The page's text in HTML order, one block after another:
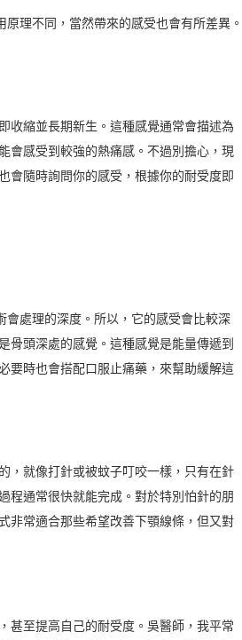
理不同，當然帶來的感受也會有所差異。
收縮並長期新生。這種感覺通常會描述為
會感受到較強的熱痛感。不過別擔心，現
會隨時詢問你的感受，根據你的耐受度即
會處理的深度。所以，它的感受會比較深
骨頭深處的感覺。這種感覺是能量傳遞到
要時也會搭配口服止痛藥，來幫助緩解這
，就像打針或被蚊子叮咬一樣，只有在針
程通常很快就能完成。對於特別怕針的朋
非常適合那些希望改善下顎線條，但又對
甚至提高自己的耐受度。吳醫師，我平常